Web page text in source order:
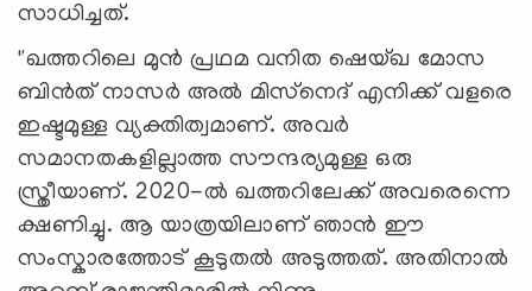
സാധിച്ചത്.
"ഖത്തറിലെ മുൻ പ്രഥമ വനിത ഷെയ്ഖ മോസ
ബിൻത് നാസർ അൽ മിസ്‌നെദ് എനിക്ക് വളരെ
ഇഷ്ടമുള്ള വ്യക്തിത്വമാണ്. അവർ
സമാനതകളില്ലാത്ത സൗന്ദര്യമുള്ള ഒരു
സ്ത്രീയാണ്. 2020-ൽ ഖത്തറിലേക്ക് അവരെന്നെ
ക്ഷണിച്ചു. ആ യാത്രയിലാണ് ഞാൻ ഈ
സംസ്കാരത്തോട് കൂടുതൽ അടുത്തത്. അതിനാൽ